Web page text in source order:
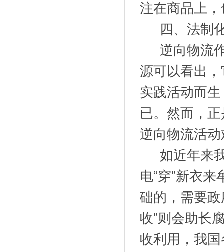
注在商品上
四、法制
逆向物流作
源可以看出
实践活动而
已。然而，
逆向物流活
如近年来我
电“穿”新衣
础的，需要
收”则会助长
收利用，我